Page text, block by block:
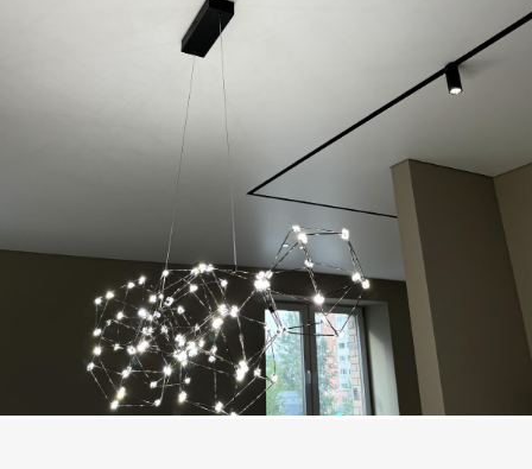
Широкое предложение и разные
ценовые диапазоны помогут
сориентировать вас среди натяжных
потолков предлагаемых нашей
компанией. Оформите заказ прямо
сейчас, получите всю необходимую
информацию о натяжных потолках в
дом у менеджеров нашей компании
по телефонам, указанным на сайте.
Вы можете рассчитать
Дизайн натяжного
потолка в частный дом